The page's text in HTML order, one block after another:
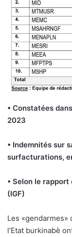
• Constatées
2023
• Indemnités sur
surfacturations,
• Selon le
(IGF)
Les «gendarmes»
l’Etat burkinabè